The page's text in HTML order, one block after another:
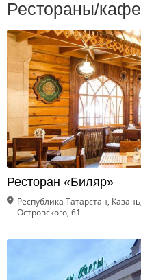
Рестораны/
Ресторан «Биляр»
Республика Татарстан,
Островского, 61